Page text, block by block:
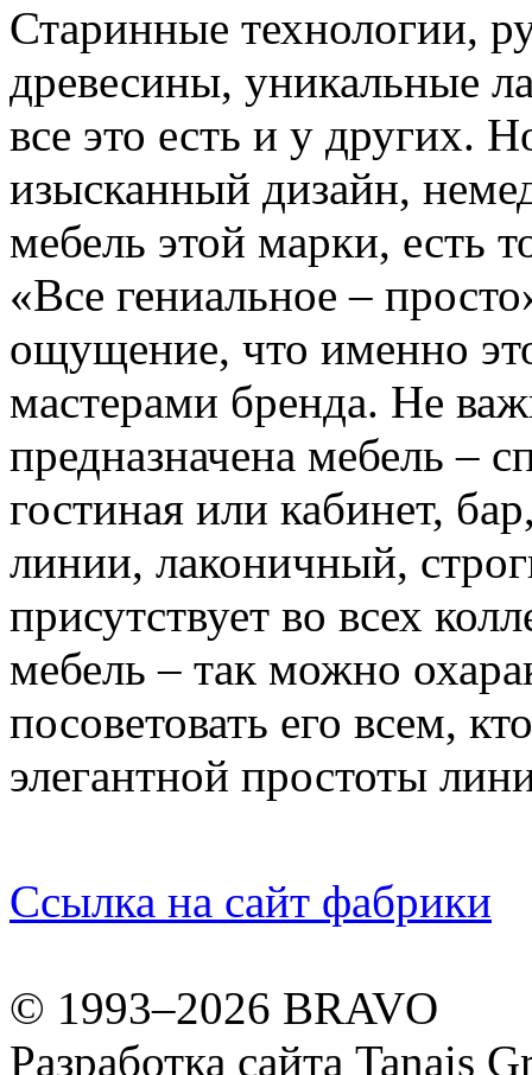
Старинные технологии,
древесины, уникальные
все это есть и у других.
изысканный дизайн,
мебель этой марки, есть
«Все гениальное –
ощущение, что именно
мастерами бренда. Не
предназначена мебель –
гостиная или кабинет,
линии, лаконичный,
присутствует во всех
мебель – так можно
посоветовать его всем,
элегантной простоты
Ссылка на сайт фабрики
© 1993–2026 BRAVO
Разработка сайта Tanais